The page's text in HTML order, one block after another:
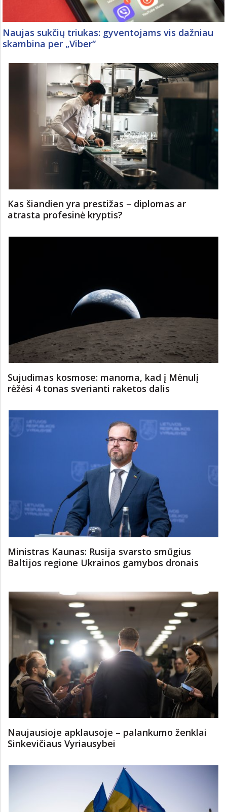
Naujas sukčių triukas: gyventojams vis dažniau
skambina per „Viber“
Kas šiandien yra prestižas – diplomas ar
atrasta profesinė kryptis?
Sujudimas kosmose: manoma, kad į Mėnulį
rėžėsi 4 tonas sverianti raketos dalis
Ministras Kaunas: Rusija svarsto smūgius
Baltijos regione Ukrainos gamybos dronais
Naujausioje apklausoje – palankumo ženklai
Sinkevičiaus Vyriausybei